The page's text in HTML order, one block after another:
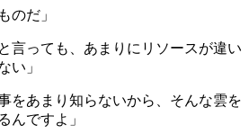
のだ」
言っても、あまりにリソースが違い
い」
をあまり知らないから、そんな雲を
んですよ」